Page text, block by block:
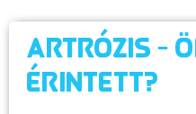
Artrózis -
érintett?